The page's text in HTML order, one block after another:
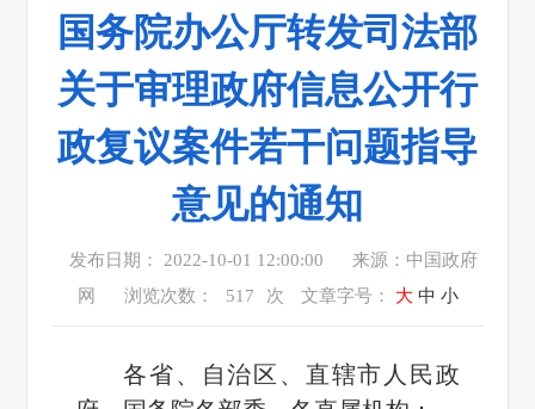
国务院办公厅转发司法部
关于审理政府信息公开行
政复议案件若干问题指导
意见的通知
发布日期： 2022-10-01 12:00:00
来源：中国政府
网
浏览次数： 517 次 文章字号： 大 中 小
各省、自治区、直辖市人民政